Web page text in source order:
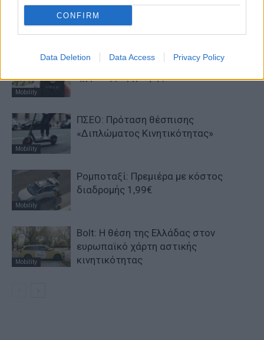
CONFIRM
Data Deletion Data Access Privacy Policy
Mobility
ΔΕΗ blue – Visa: Eπιβράβευση έως
18€ τον μήνα για τη φόρτιση EV
Mobility
H Uber φέρνει νέα λειτουργία
ηχητικής εγγραφής
Mobility
ΠΣΕΟ: Πρόταση θέσπισης
«Διπλώματος Κινητικότητας»
Mobility
Ρομποταξί: Πρεμιέρα με κόστος
διαδρομής 1,99€
Mobility
Bolt: Η θέση της Ελλάδας στον
ευρωπαϊκό χάρτη αστικής
κινητικότητας